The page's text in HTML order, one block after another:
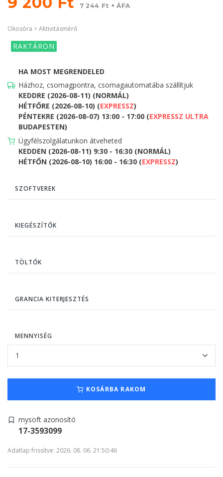
7 244 Ft + ÁFA
Okosóra > Aktivitásmérő
RAKTÁRON
HA MOST MEGRENDELED
Házhoz, csomagpontra, csomagautomatába szállítjuk
KEDDRE (2026-08-11) (NORMÁL)
HÉTFŐRE (2026-08-10) (EXPRESSZ)
PÉNTEKRE (2026-08-07) 13:00 - 17:00 (EXPRESSZ ULTRA
BUDAPESTEN)
Ügyfélszolgálatunkon átveheted
KEDDEN (2026-08-11) 9:30 - 16:30 (NORMÁL)
HÉTFŐN (2026-08-10) 16:00 - 16:30 (EXPRESSZ)
SZOFTVEREK
KIEGÉSZÍTŐK
TÖLTŐK
GRANCIA KITERJESZTÉS
MENNYISÉG
KOSÁRBA RAKOM
mysoft azonosító
17-3593099
Adatlap frissítve: 2026. 08. 06. 21:50:46